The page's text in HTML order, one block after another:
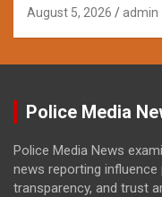
August 5, 2026 admin
Police Media
Police Media News
news reporting
transparency, and trust